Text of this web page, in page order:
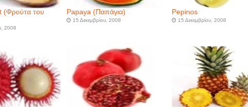
(Φρούτα του
2008
Papaya (Παπάγια)
15 Δεκεμβρίου, 2008
Pepinos
15 Δεκεμβρίου, 2008